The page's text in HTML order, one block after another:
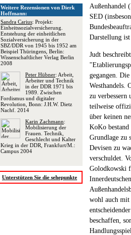
Weitere Rezensionen von Dierk
Hoffmann:
Sandra Carius: Projekt:
Einheitssozialversicherung.
Entstehung der einheitlichen
Sozialversicherung in der
SBZ/DDR von 1945 bis 1952 am
Beispiel Thüringens, Berlin:
Wissenschaftlicher Verlag Berlin
2008
Peter Hübner: Arbeit,
Arbeiter und Technik
in der DDR 1971 bis
1989. Zwischen
Fordismus und digitaler
Revolution, Bonn: J.H.W. Dietz
Nachf. 2014
Karin Zachmann:
Mobilisierung der
Frauen. Technik,
Geschlecht und Kalter
Krieg in der DDR, Frankfurt/M.:
Campus 2004
Unterstützen Sie die sehepunkte
Außenhandel
SED
Darstellung
Judt
gegangen.
Westhandels.
zu verbessern
teilweise
über keinen
KoKo
Grundlage zu
Devisen zu
verschuldet.
Golodkowski
wohl auch mit
beschaffen,